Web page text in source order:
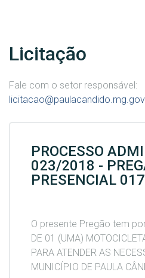
Licitação
Fale com o setor responsável:
PROCESSO
023/2018 -
PRESENCIAL
O presente Pregão tem
DE 01 (UMA)
PARA ATENDER AS
MUNICÍPIO DE PAULA